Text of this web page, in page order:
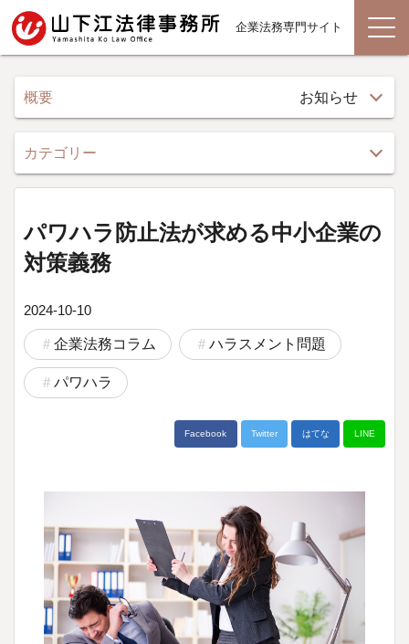
企業法務専門サイト
パワハラ防止法が求める中小企業の
対策義務
2024-10-10
企業法務コラム ハラスメント問題
パワハラ
Facebook Twitter はてな LINE
概要 お知らせ
カテゴリー